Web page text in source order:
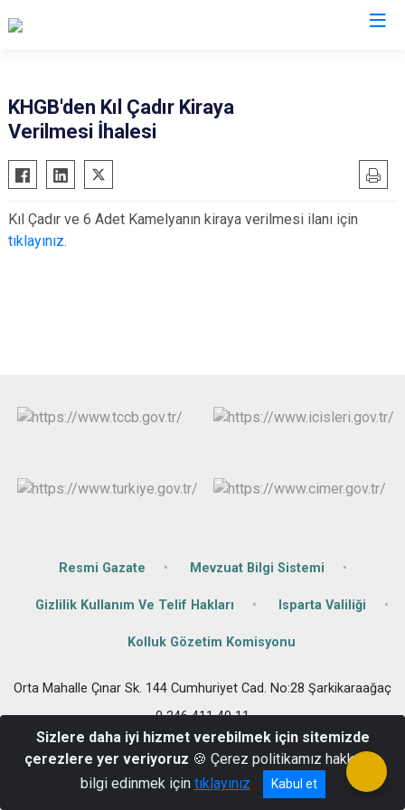
Atabey
Eğirdir
Gönen
Keçiborlu
Yalvaç
KHGB'den Kıl Çadır Kiraya
Verilmesi İhalesi
Kıl Çadır ve 6 Adet Kamelyanın kiraya verilmesi ilanı için
tıklayınız.
Resmi Gazate Mevzuat Bilgi Sistemi
Gizlilik Kullanım Ve Telif Hakları Isparta Valiliği
Kolluk Gözetim Komisyonu
Orta Mahalle Çınar Sk. 144 Cumhuriyet Cad. No:28 Şarkikaraağaç
0 246 411 40 11
Sizlere daha iyi hizmet verebilmek için sitemizde
çerezlere yer veriyoruz 🍪 Çerez politikamız hakkında
bilgi edinmek için tıklayınız Kabul et